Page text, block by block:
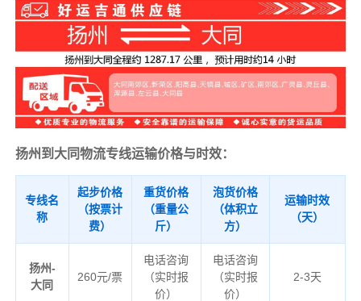
扬州到大同物流专线运输价格与时效：
专线名
称
起步价格
（按票计
费）
重货价格
（重量公
斤）
泡货价格
（体积立
方）
运输时效
（天）
扬州-
大同
260元/票
电话咨询
（实时报
价）
电话咨询
（实时报
价）
2-3天